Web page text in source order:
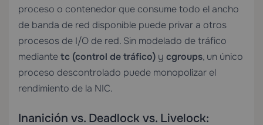
proceso o contenedor que consume todo el ancho
de banda de red disponible puede privar a otros
procesos de I/O de red. Sin modelado de tráfico
mediantetc (control de tráfico) y cgroups, un único
proceso descontrolado puede monopolizar el
rendimiento de la NIC.
Inanición vs. Deadlock vs. Livelock: